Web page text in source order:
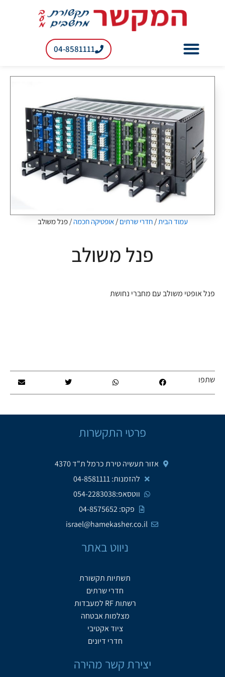
04-8581111
עמוד הבית /חדרי שרתים /אופטיקה חכמה/ פנל משולב
פנל משולב
פנל אופטי משולב עם מחברי נחושת
שתפו
פרטי התקשרות
אזור תעשיה טירת כרמל ת"ד 4370
להזמנות: 04-8581111
ווטסאפ:054-2283038
פקס: 04-8575652
israel@hamekasher.co.il
ניווט באתר
תשתיות תקשורת
חדרי שרתים
רשתות RF למעבדות
מצלמות אבטחה
ציוד אקטיבי
חדרי דיונים
יצירת קשר מהירה